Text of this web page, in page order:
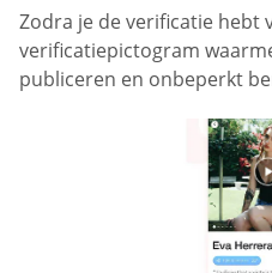
Zodra je de verificatie hebt
verificatiepictogram
publiceren en onbeperkt